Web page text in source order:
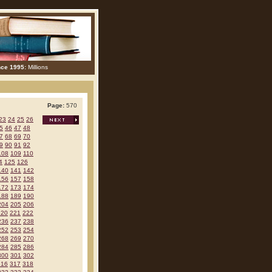
1995: Millions
Page: 570
24 25 26
46 47 48
68 69 70
90 91 92
109 110
125 126
141 142
157 158
173 174
189 190
205 206
221 222
237 238
253 254
269 270
285 286
301 302
317 318